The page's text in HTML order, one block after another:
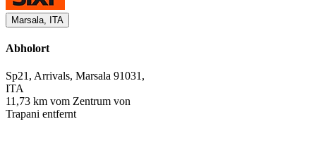
Marsala, ITA
Abholort
Sp21, Arrivals, Marsala 91031,
ITA
11,73 km vom Zentrum von
Trapani entfernt